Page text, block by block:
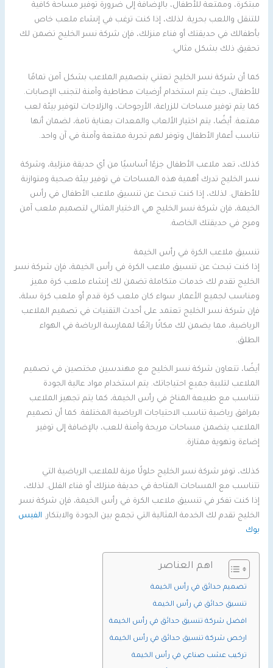
مبتكرة، وممتعة للأطفال، بالإضافة إلى ضرورة توفير مساحة كافية
للتنقل واللعب بحرية. لذلك، إذا كنت ترغب في إنشاء ملعب خاص
بأطفالك في حديقتك أو فناء منزلك، فإن شركة نسر الخليج تضمن لك
تحقيق ذلك بشكل مثالي.
كما أن شركة نسر الخليج تعتني بتصميم الملاعب بشكل آمن تمامًا
للأطفال، حيث يتم استخدام أرضيات مطاطية وآمنة لتجنب الإصابات.
كما يتم توفير مساحات للزراعة، الأرجوحات، والزلاجات لتوفير بيئة لعب
ممتعة. أيضًا، يتم اختيار الألعاب والمعدات بعناية تامة، لضمان أنها
تناسب أعمار الأطفال وتوفر لهم تجربة ممتعة وآمنة في آن واحد.
كذلك، تعد ملاعب الأطفال جزءًا أساسيًا من أي حديقة منزلية، وشركة
نسر الخليج تدرك أهمية هذه المساحات في توفير بيئة صحية ومتوازنة
للأطفال. لذلك، إذا كنت تبحث عن تنسيق ملاعب الأطفال في رأس
الخيمة، فإن شركة نسر الخليج هي الاختيار المثالي لتصميم ملعب آمن
ومرح في حديقتك الخاصة.
تنسيق ملاعب الكرة في رأس الخيمة
إذا كنت تبحث عن تنسيق ملاعب الكرة في رأس الخيمة، فإن شركة نسر
الخليج تقدم لك خدمات متكاملة تضمن لك إنشاء ملعب كرة مميز
ومناسب لجميع الأعمار. سواء كان ملعب كرة قدم أو ملعب كرة سلة،
فإن شركة نسر الخليج تعتمد على أحدث التقنيات في تصميم الملاعب
الرياضية، مما يضمن لك مكانًا رائعًا لممارسة الرياضة في الهواء
الطلق.
أيضًا، تتعاون شركة نسر الخليج مع مهندسين مختصين في تصميم
الملاعب لتلبية جميع احتياجاتك. يتم استخدام مواد عالية الجودة
تتناسب مع طبيعة المناخ في رأس الخيمة، كما يتم تجهيز الملاعب
بمرافق رياضية تناسب الاحتياجات الرياضية المختلفة. كما أن تصميم
الملاعب يتضمن مساحات مريحة وآمنة للعب، بالإضافة إلى توفير
إضاءة وتهوية ممتازة.
كذلك، توفر شركة نسر الخليج حلولًا مرنة للملاعب الرياضية التي
تتناسب مع المساحات المتاحة في حديقة منزلك أو فناء الفلل. لذلك،
إذا كنت تفكر في تنسيق ملاعب الكرة في رأس الخيمة، فإن شركة نسر
الخليج تقدم لك الخدمة المثالية التي تجمع بين الجودة والابتكار. الفيس
بوك
اهم العناصر
تصميم حدائق في رأس الخيمة
تنسيق حدائق في رأس الخيمة
افضل شركة تنسيق حدائق في رأس الخيمة
ارخص شركة تنسيق حدائق في رأس الخيمة
تركيب عشب صناعي في رأس الخيمة